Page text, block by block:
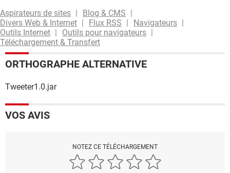
Aspirateurs de sites
Blog & CMS
Divers Web & Internet
Flux RSS
Navigateurs
Outils Internet
Outils pour navigateurs
Téléchargement & Transfert
ORTHOGRAPHE ALTERNATIVE
Tweeter1.0.jar
VOS AVIS
NOTEZ CE TÉLÉCHARGEMENT